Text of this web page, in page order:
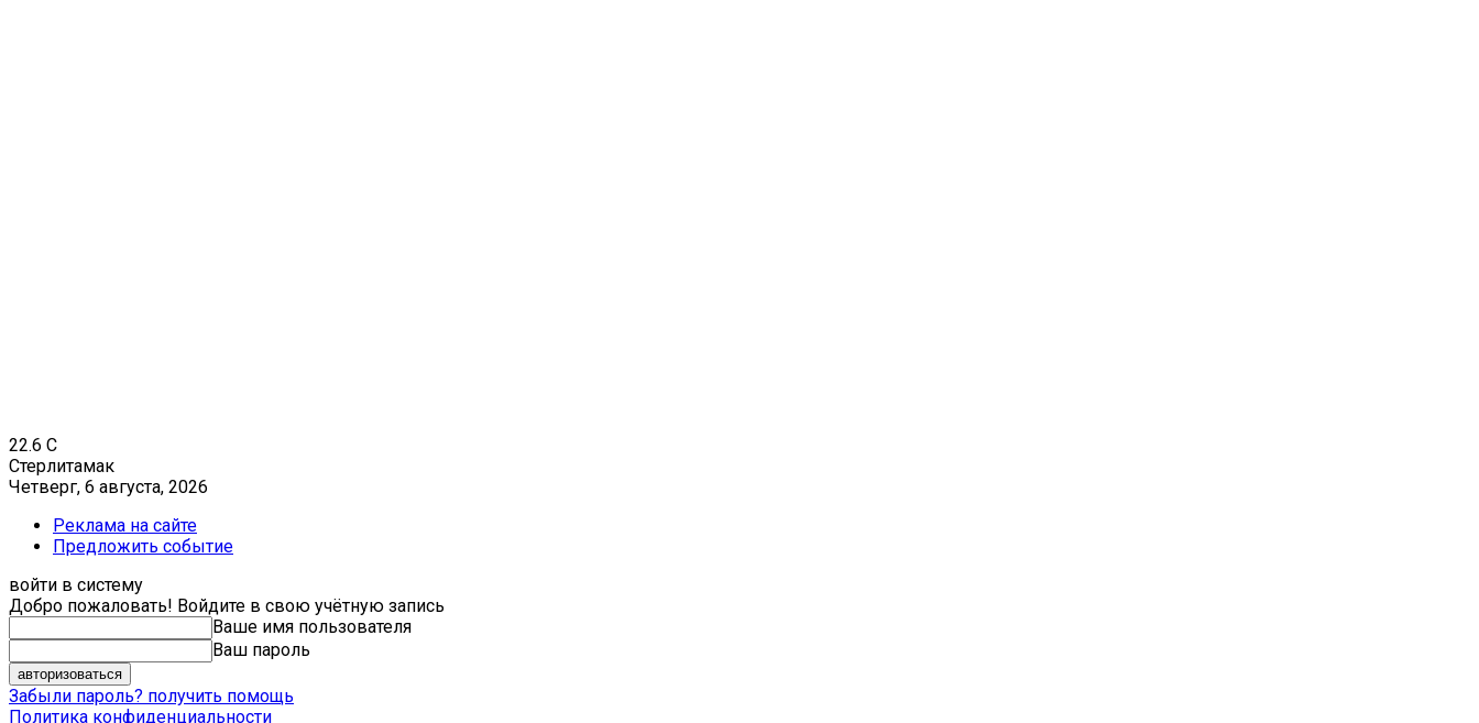
22.6 C
Стерлитамак
Четверг, 6 августа, 2026
Реклама на сайте
Предложить событие
войти в систему
Добро пожаловать! Войдите в свою учётную запись
Ваше имя пользователя
Ваш пароль
Забыли пароль? получить помощь
Политика конфиденциальности